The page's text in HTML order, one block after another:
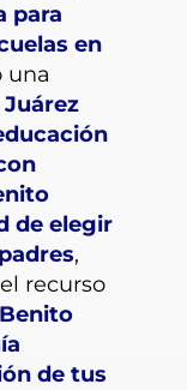
para
en
una
de elegir
,
recurso
de tus